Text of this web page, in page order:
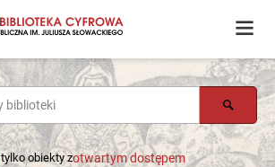
tylko obiekty zotwartym dostępem